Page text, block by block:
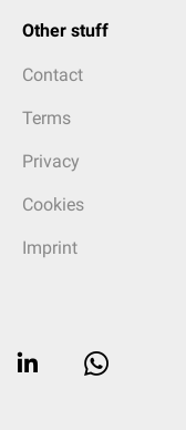
Other stuff
Contact
Terms
Privacy
Cookies
Imprint